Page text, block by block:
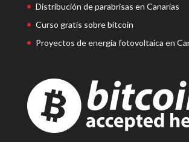
Distribución de parabrisas en Canarias
Curso gratis sobre bitcoin
Proyectos de energía fotovoltaica en